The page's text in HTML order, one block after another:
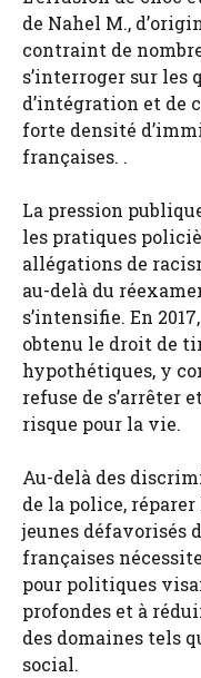
de Nahel M.,
contraint de
s’interroger sur
d’intégration et de
forte densité
françaises. .
La pression
les pratiques
allégations de
au-delà du
s’intensifie. En
obtenu le droit de
hypothétiques, y
refuse de s’arrêter
risque pour la vie.
Au-delà des
de la police,
jeunes défavorisés
françaises
pour politiques
profondes et à
des domaines tels
social.